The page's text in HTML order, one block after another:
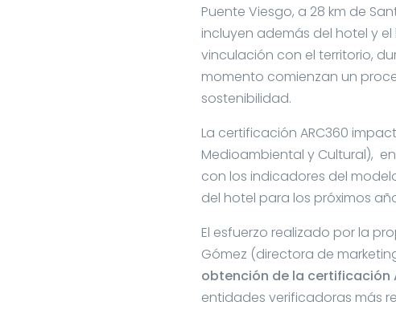
Puente Viesgo, a 28 km de
incluyen además del hotel y
vinculación con el territorio,
momento comienzan un
sostenibilidad.
La certificación ARC360
Medioambiental y Cultural),
con los indicadores del
del hotel para los próximos
El esfuerzo realizado por la
Gómez (directora de
obtención de la certificación
entidades verificadoras más